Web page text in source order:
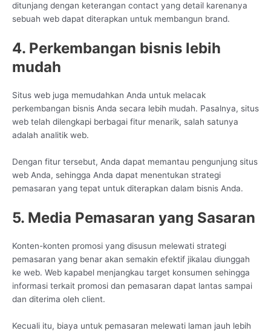
ditunjang dengan keterangan contact yang detail karenanya
sebuah web dapat diterapkan untuk membangun brand.
4. Perkembangan bisnis lebih
mudah
Situs web juga memudahkan Anda untuk melacak
perkembangan bisnis Anda secara lebih mudah. Pasalnya, situs
web telah dilengkapi berbagai fitur menarik, salah satunya
adalah analitik web.
Dengan fitur tersebut, Anda dapat memantau pengunjung situs
web Anda, sehingga Anda dapat menentukan strategi
pemasaran yang tepat untuk diterapkan dalam bisnis Anda.
5. Media Pemasaran yang Sasaran
Konten-konten promosi yang disusun melewati strategi
pemasaran yang benar akan semakin efektif jikalau diunggah
ke web. Web kapabel menjangkau target konsumen sehingga
informasi terkait promosi dan pemasaran dapat lantas sampai
dan diterima oleh client.
Kecuali itu, biaya untuk pemasaran melewati laman jauh lebih